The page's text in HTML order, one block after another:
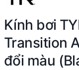
Kính bơi
Transition
đổi màu